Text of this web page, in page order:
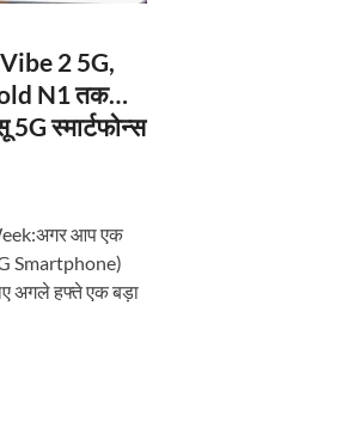
2 5G,
N1 तक…
स्मार्टफोन्स
आप एक
Smartphone)
अगले हफ्ते एक बड़ा